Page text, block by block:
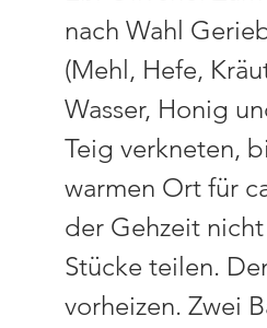
nach Wahl
(Mehl, Hefe,
Wasser, Honig
Teig verkneten,
warmen Ort für
der Gehzeit
Stücke teilen.
vorheizen. Zwei